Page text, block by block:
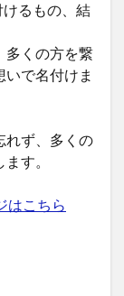
るもの、結
多くの方を繋
で名付けま
れず、多くの
す。
はこちら